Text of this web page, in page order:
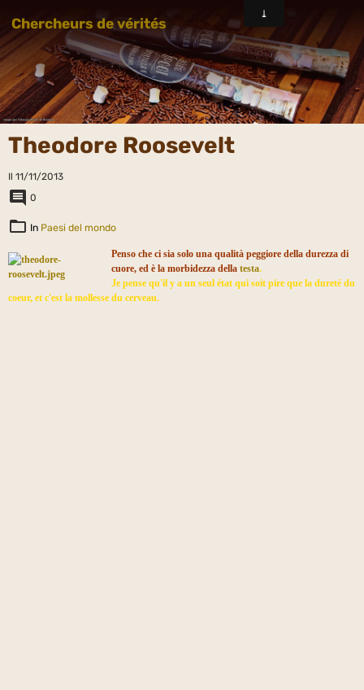
Chercheurs de vérités
Theodore Roosevelt
Il 11/11/2013
0
In Paesi del mondo
Penso che ci sia solo una qualità peggiore della durezza di
cuore, ed è la morbidezza della testa.
Je pense qu'il y a un seul état qui soit pire que la dureté du
coeur, et c'est la mollesse du cerveau.